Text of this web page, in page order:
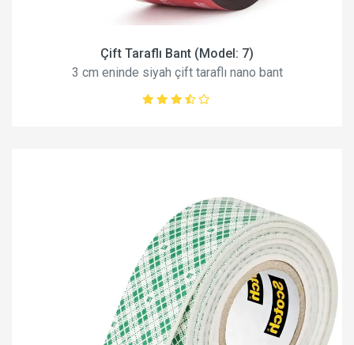
Çift Taraflı Bant (Model: 7)
3 cm eninde siyah çift taraflı nano bant